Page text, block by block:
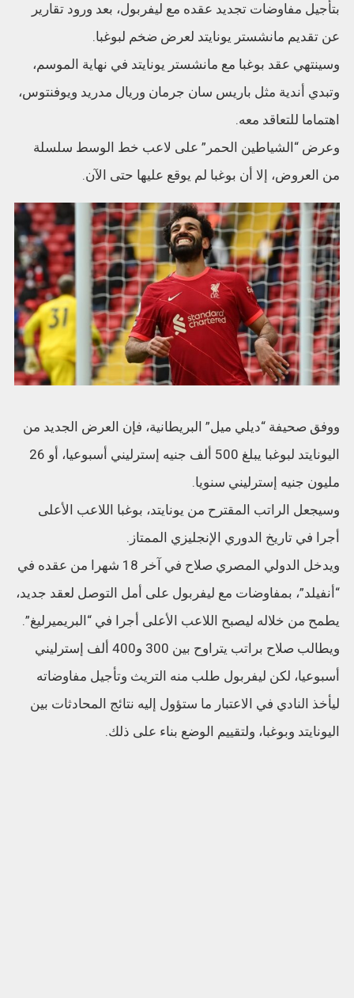
بتأجيل مفاوضات تجديد عقده مع ليفربول، بعد ورود تقارير
عن تقديم مانشستر يونايتد لعرض ضخم لبوغبا.
وسينتهي عقد بوغبا مع مانشستر يونايتد في نهاية الموسم،
وتبدي أندية مثل باريس سان جرمان وريال مدريد ويوفنتوس،
اهتماما للتعاقد معه.
وعرض “الشياطين الحمر” على لاعب خط الوسط سلسلة
من العروض، إلا أن بوغبا لم يوقع عليها حتى الآن.
ووفق صحيفة “ديلي ميل” البريطانية، فإن العرض الجديد من
اليونايتد لبوغبا يبلغ 500 ألف جنيه إسترليني أسبوعيا، أو 26
مليون جنيه إسترليني سنويا.
وسيجعل الراتب المقترح من يونايتد، بوغبا اللاعب الأعلى
أجرا في تاريخ الدوري الإنجليزي الممتاز.
ويدخل الدولي المصري صلاح في آخر 18 شهرا من عقده في
“أنفيلد”، بمفاوضات مع ليفربول على أمل التوصل لعقد جديد،
يطمح من خلاله ليصبح اللاعب الأعلى أجرا في “البريميرليغ”.
ويطالب صلاح براتب يتراوح بين 300 و400 ألف إسترليني
أسبوعيا، لكن ليفربول طلب منه التريث وتأجيل مفاوضاته
ليأخذ النادي في الاعتبار ما ستؤول إليه نتائج المحادثات بين
اليونايتد وبوغبا، ولتقييم الوضع بناء على ذلك.